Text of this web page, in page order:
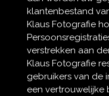
klantenbestand
Klaus Fotografie
verstrekken aan
Klaus Fotografie
gebruikers van de
een vertrouwelijke